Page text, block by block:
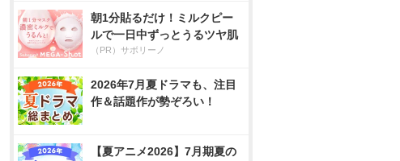
朝1分貼るだけ！ミルクピー
ルで一日中ずっとうるツヤ肌
（PR）サボリーノ
2026年7月夏ドラマも、注目
作＆話題作が勢ぞろい！
【夏アニメ2026】7月期夏の